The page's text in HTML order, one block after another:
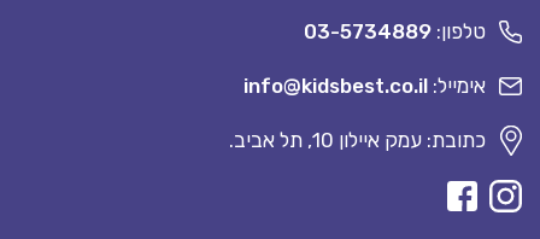
טלפון: 03-5734889
אימייל: info@kidsbest.co.il
כתובת: עמק איילון 10, תל אביב.